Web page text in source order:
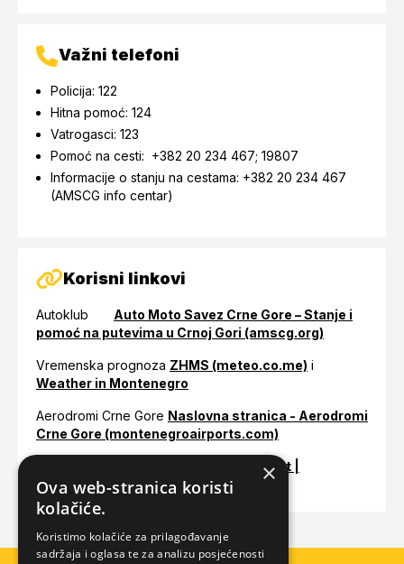
Važni telefoni
Policija: 122
Hitna pomoć: 124
Vatrogasci: 123
Pomoć na cesti: +382 20 234 467; 19807
Informacije o stanju na cestama: +382 20 234 467
(AMSCG info centar)
Korisni linkovi
Autoklub Auto Moto Savez Crne Gore – Stanje i
pomoć na putevima u Crnoj Gori (amscg.org)
Vremenska prognoza ZHMS (meteo.co.me) i
Weather in Montenegro
Aerodromi Crne Gore Naslovna stranica - Aerodromi
Crne Gore (montenegroairports.com)
Kontakt |
Montenegro
×
Ova web-stranica koristi
kolačiće.
Koristimo kolačiće za prilagođavanje
sadržaja i oglasa te za analizu posjećenosti